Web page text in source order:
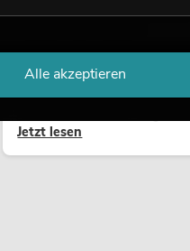
Outdoor Moving-
Outdoor Moving-Heads
Einsatz im Freien. Sie
Air-Konzerten,
Jetzt lesen
Alle akzeptieren